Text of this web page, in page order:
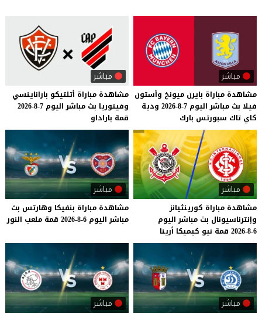
مباشر
مشاهدة مباراة بايرن ميونخ وأستون
فيلا بث مباشر اليوم 7-8-2026
ودية
كاي تاك سبورتس بارك
مباشر
مشاهدة مباراة أتلتيكو باراناينسي
وفيتوريا بث مباشر اليوم 7-8-2026
قمة باراداو
مباشر
مشاهدة مباراة كورينثيانز
وإنترناسيونال بث مباشر اليوم
6-8-2026
قمة نيو كيميكا أرينا
مباشر
مشاهدة مباراة بنفيكا وهارتس بث
مباشر اليوم 6-8-2026 قمة ملعب النور
مباشر مباشر